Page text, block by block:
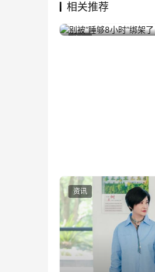
相关推荐
别被“睡够8小时”绑
2025年8月28日
资讯